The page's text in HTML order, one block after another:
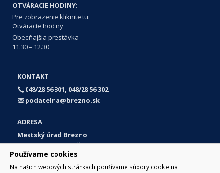
Používame cookies
Na našich webových stránkach používame súbory cookie na
OTVÁRACIE HODINY:
Pre zobrazenie kliknite tu:
Otváracie hodiny
Obedňajšia prestávka
11.30 – 12.30
KONTAKT
048/28 56 301, 048/28 56 302
podatelna@brezno.sk
ADRESA
Mestský úrad Brezno
Námestie gen. M. R. Štefánika 1
977 01 Brezno
Slovakia (Slovak Republic)